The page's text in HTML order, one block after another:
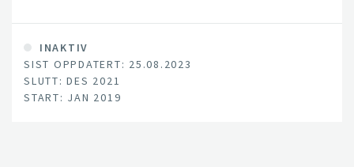
INAKTIV
SIST OPPDATERT: 25.08.2023
SLUTT: DES 2021
START: JAN 2019